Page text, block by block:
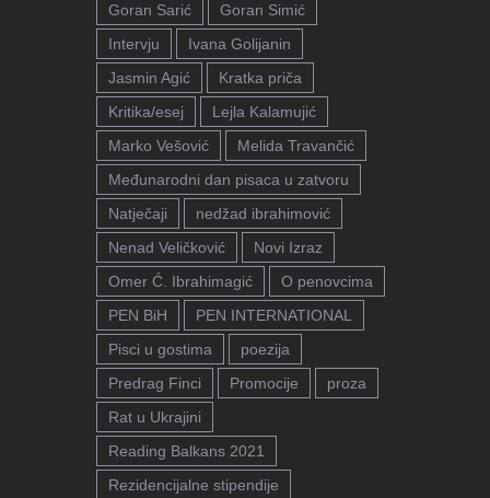
Goran Sarić
Goran Simić
Intervju
Ivana Golijanin
Jasmin Agić
Kratka priča
Kritika/esej
Lejla Kalamujić
Marko Vešović
Melida Travančić
Međunarodni dan pisaca u zatvoru
Natječaji
nedžad ibrahimović
Nenad Veličković
Novi Izraz
Omer Ć. Ibrahimagić
O penovcima
PEN BiH
PEN INTERNATIONAL
Pisci u gostima
poezija
Predrag Finci
Promocije
proza
Rat u Ukrajini
Reading Balkans 2021
Rezidencijalne stipendije